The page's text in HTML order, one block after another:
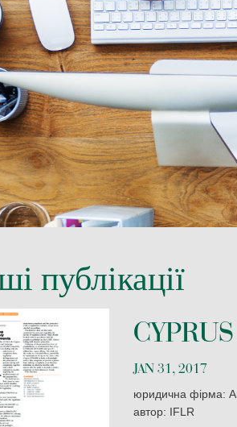
ІМІГРАЦІЙНЕ
ІНТЕЛЕКТУАЛЬНА
СУДОВА ПРАКТИКА
НЕРУХОМІСТЬ
ПОДАТКОВЕ
публікації
JAN 31, 2017
юридична фірма:
автор: IFLR